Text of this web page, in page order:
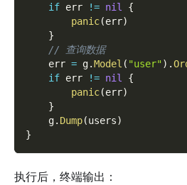
if err != nil
{
panic(err)
}
// 查询数据
    err
= g.Model ( "user") .
if err != nil
{
panic(err)
}
    g
. Dump(users)
}
执行后，终端输出：